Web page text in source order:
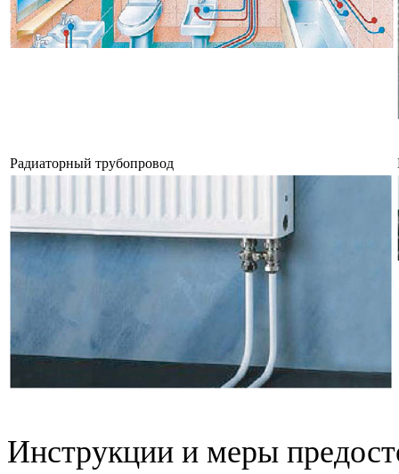
Радиаторный трубопровод
Инструкции и меры